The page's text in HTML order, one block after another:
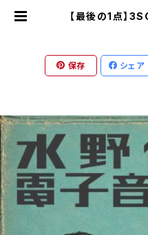
【最後の1点】
保存 シェア